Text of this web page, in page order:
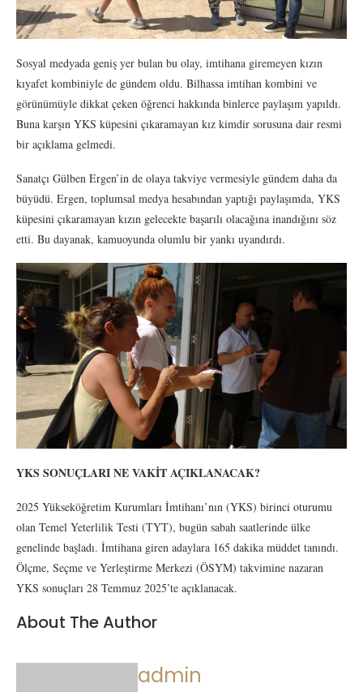
Sosyal medyada geniş yer bulan bu olay, imtihana giremeyen kızın
kıyafet kombiniyle de gündem oldu. Bilhassa imtihan kombini ve
görünümüyle dikkat çeken öğrenci hakkında binlerce paylaşım yapıldı.
Buna karşın YKS küpesini çıkaramayan kız kimdir sorusuna dair resmi
bir açıklama gelmedi.
Sanatçı Gülben Ergen’in de olaya takviye vermesiyle gündem daha da
büyüdü. Ergen, toplumsal medya hesabından yaptığı paylaşımda, YKS
küpesini çıkaramayan kızın gelecekte başarılı olacağına inandığını söz
etti. Bu dayanak, kamuoyunda olumlu bir yankı uyandırdı.
YKS SONUÇLARI NE VAKİT AÇIKLANACAK?
2025 Yükseköğretim Kurumları İmtihanı’nın (YKS) birinci oturumu
olan Temel Yeterlilik Testi (TYT), bugün sabah saatlerinde ülke
genelinde başladı. İmtihana giren adaylara 165 dakika müddet tanındı.
Ölçme, Seçme ve Yerleştirme Merkezi (ÖSYM) takvimine nazaran
YKS sonuçları 28 Temmuz 2025’te açıklanacak.
About The Author
admin